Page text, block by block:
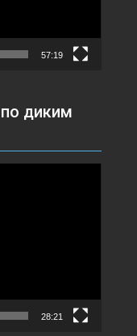
57:19
диким
28:21